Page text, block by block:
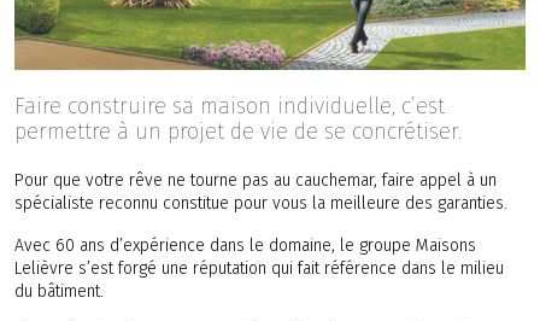
Faire construire sa maison individuelle, c’est
permettre à un projet de vie de se concrétiser.
Pour que votre rêve ne tourne pas au cauchemar, faire appel à un
spécialiste reconnu constitue pour vous la meilleure des garanties.
Avec 60 ans d’expérience dans le domaine, le groupe Maisons
Lelièvre s’est forgé une réputation qui fait référence dans le milieu
du bâtiment.